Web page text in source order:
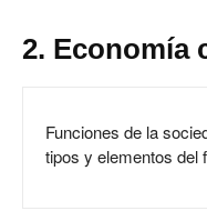
2. Economía
Funciones de la
tipos y elementos del